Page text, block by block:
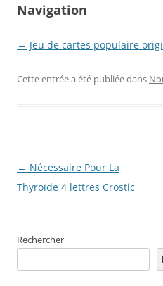
Navigation
← Jeu de cartes populaire
Cette entrée a été publiée dans
Navigation
des
← Nécessaire Pour La
Thyroïde 4 lettres Crostic
Rechercher